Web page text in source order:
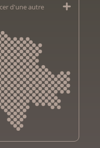
d'une autre